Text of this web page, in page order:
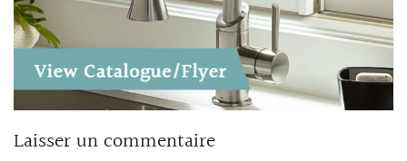
Laisser un commentaire